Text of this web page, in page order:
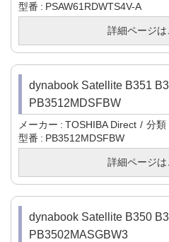
型番
PSAW61RDWTS4V-A
詳細ページは
dynabook Satellite B351
PB3512MDSFBW
メーカー TOSHIBA Direct 分類
型番
PB3512MDSFBW
詳細ページは
dynabook Satellite B350
PB3502MASGBW3